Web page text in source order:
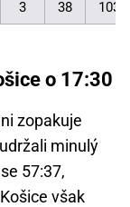
3 38
o 17:30
zopakuje
minulý
57:37,
však